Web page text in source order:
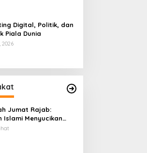
Digital, Politik, dan
Piala Dunia
2026
Jumat Rajab:
Islami Menyucikan